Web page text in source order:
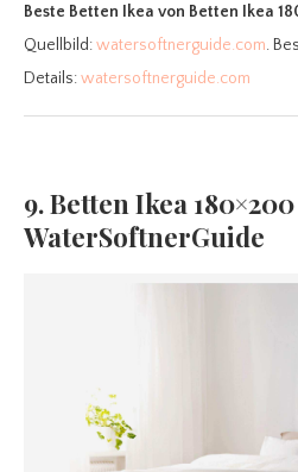
Beste Betten Ikea von Betten Ikea
Quellbild:watersoftnerguide.com.
Details:watersoftnerguide.com
9. Betten Ikea 180×200
WaterSoftnerGuide